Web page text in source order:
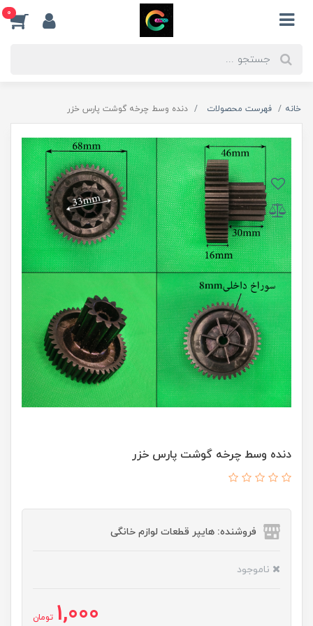
0
خانه فهرست محصولات دنده وسط چرخه گوشت پارس خزر
دنده وسط چرخه گوشت پارس خزر
فروشنده: هایپر قطعات لوازم خانگی
ناموجود
1,000 تومان